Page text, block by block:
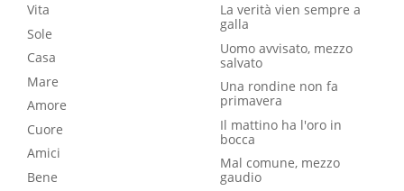
Vita
Sole
Casa
Mare
Amore
Cuore
Amici
Bene
La verità vien sempre a
galla
Uomo avvisato, mezzo
salvato
Una rondine non fa
primavera
Il mattino ha l'oro in
bocca
Mal comune, mezzo
gaudio